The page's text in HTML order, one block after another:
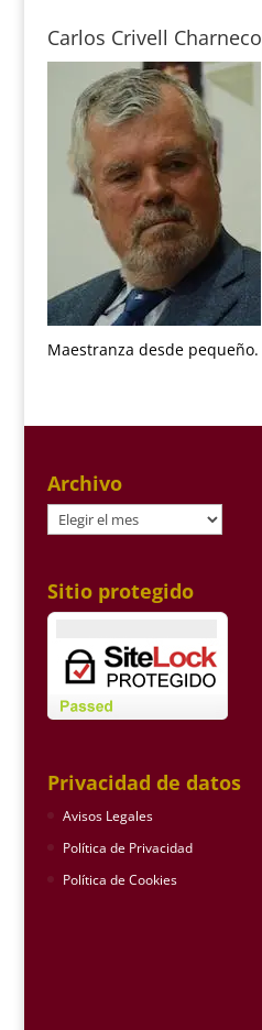
Carlos Crivell Charneco
Maestranza desde pequeño.
Archivo
Archivo
Sitio protegido
Privacidad de datos
Avisos Legales
Política de Privacidad
Política de Cookies